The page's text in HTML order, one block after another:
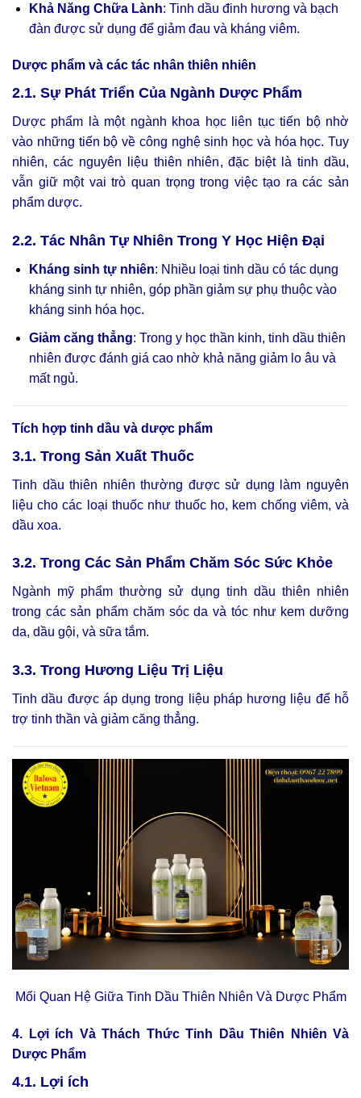
Khả Năng Chữa Lành: Tinh dầu đinh hương và bạch
đàn được sử dụng để giảm đau và kháng viêm.
Dược phẩm và các tác nhân thiên nhiên
2.1. Sự Phát Triển Của Ngành Dược Phẩm
Dược phẩm là một ngành khoa học liên tục tiến bộ nhờ
vào những tiến bộ về công nghệ sinh học và hóa học. Tuy
nhiên, các nguyên liệu thiên nhiên, đặc biệt là tinh dầu,
vẫn giữ một vai trò quan trọng trong việc tạo ra các sản
phẩm dược.
2.2. Tác Nhân Tự Nhiên Trong Y Học Hiện Đại
Kháng sinh tự nhiên: Nhiều loại tinh dầu có tác dụng
kháng sinh tự nhiên, góp phần giảm sự phụ thuộc vào
kháng sinh hóa học.
Giảm căng thẳng: Trong y học thần kinh, tinh dầu thiên
nhiên được đánh giá cao nhờ khả năng giảm lo âu và
mất ngủ.
Tích hợp tinh dầu và dược phẩm
3.1. Trong Sản Xuất Thuốc
Tinh dầu thiên nhiên thường được sử dụng làm nguyên
liệu cho các loại thuốc như thuốc ho, kem chống viêm, và
dầu xoa.
3.2. Trong Các Sản Phẩm Chăm Sóc Sức Khỏe
Ngành mỹ phẩm thường sử dụng tinh dầu thiên nhiên
trong các sản phẩm chăm sóc da và tóc như kem dưỡng
da, dầu gội, và sữa tắm.
3.3. Trong Hương Liệu Trị Liệu
Tinh dầu được áp dụng trong liệu pháp hương liệu để hỗ
trợ tinh thần và giảm căng thẳng.
Mối Quan Hệ Giữa Tinh Dầu Thiên Nhiên Và Dược Phẩm
4. Lợi ích Và Thách Thức Tinh Dầu Thiên Nhiên Và
Dược Phẩm
4.1. Lợi ích